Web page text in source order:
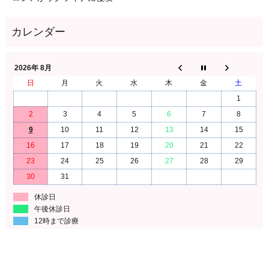
2026年 8月
日
月 火 水 木 金
土
1
2
3 4 5 6 7
8
9
10 11 12 13 14
15
16
17 18 19 20 21
22
23
24 25 26 27 28
29
30
31
休診日
午後休診日
12時まで診療